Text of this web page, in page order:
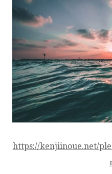
https://kenjiinoue.net/